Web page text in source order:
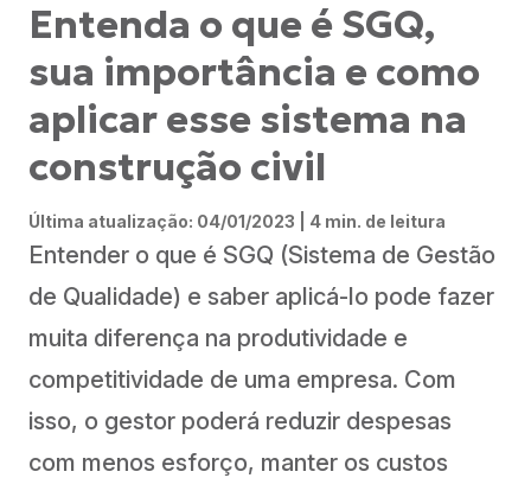
Entenda o que é SGQ,
sua importância e como
aplicar esse sistema na
construção civil
Última atualização: 04/01/2023 | 4 min. de leitura
Entender o que é SGQ (Sistema de Gestão
de Qualidade) e saber aplicá-lo pode fazer
muita diferença na produtividade e
competitividade de uma empresa. Com
isso, o gestor poderá reduzir despesas
com menos esforço, manter os custos